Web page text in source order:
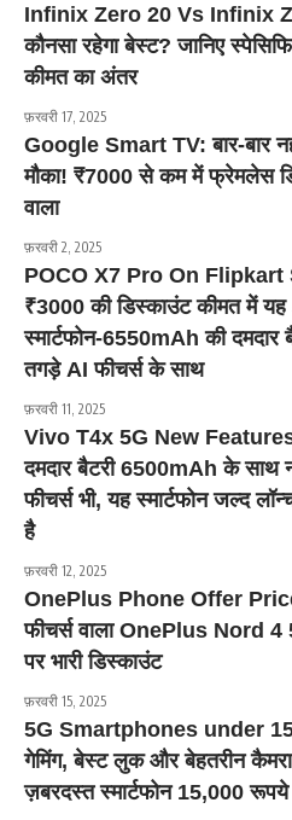
Infinix Zero 20 Vs Infinix
कौनसा रहेगा बेस्ट? जानिए
कीमत का अंतर
फ़रवरी 17, 2025
Google Smart TV: बार-बार
मौका! ₹7000 से कम में फ्रेमलेस
वाला
फ़रवरी 2, 2025
POCO X7 Pro On Flipkart
₹3000 की डिस्काउंट कीमत में यह
स्मार्टफोन-6550mAh की दमदार
तगड़े AI फीचर्स के साथ
फ़रवरी 11, 2025
Vivo T4x 5G New
दमदार बैटरी 6500mAh के साथ
फीचर्स भी, यह स्मार्टफोन जल्द
है
फ़रवरी 12, 2025
OnePlus Phone Offer
फीचर्स वाला OnePlus Nord 4
पर भारी डिस्काउंट
फ़रवरी 15, 2025
5G Smartphones under
गेमिंग, बेस्ट लुक और बेहतरीन
ज़बरदस्त स्मार्टफोन 15,000